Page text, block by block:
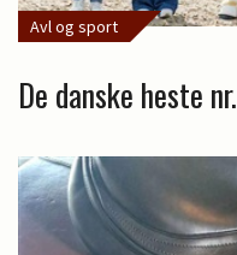
Avl og sport
De danske heste